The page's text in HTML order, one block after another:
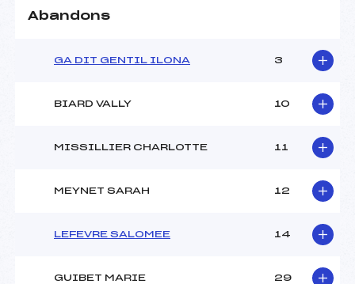
Abandons
GA DIT GENTIL ILONA 3
BIARD VALLY 10
MISSILLIER CHARLOTTE 11
MEYNET SARAH 12
LEFEVRE SALOMEE 14
GUIBET MARIE 29